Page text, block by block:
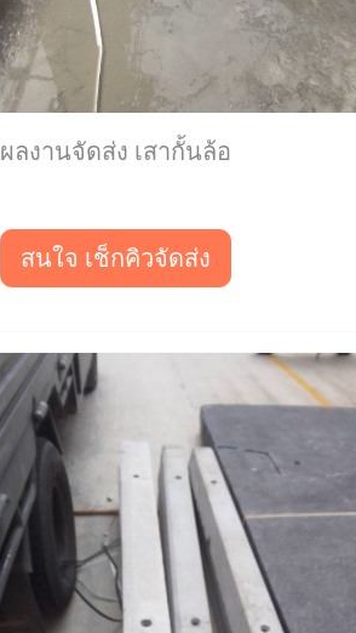
ผลงานจัดส่ง เสากั้นล้อ
สนใจ เช็กคิวจัดส่ง